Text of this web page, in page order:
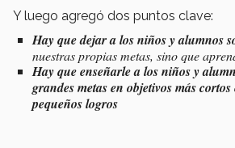
Y luego agregó dos puntos clave:
Hay que dejar a los niños y alumnos
nuestras propias metas, sino que
Hay que enseñarle a los niños y
grandes metas en objetivos más
pequeños logros